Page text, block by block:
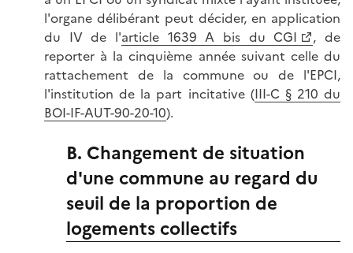
l'organe délibérant peut décider, en application
du IV de l'article 1639 A bis du CGI
, de
reporter à la cinquième année suivant celle du
rattachement de la commune ou de l'EPCI,
l'institution de la part incitative (III-C § 210 du
BOI-IF-AUT-90-20-10).
B. Changement de situation
d'une commune au regard du
seuil de la proportion de
logements collectifs